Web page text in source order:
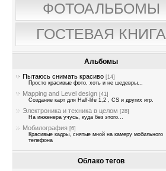
ФОТОАЛЬБОМЫ
ГОСТЕВАЯ КНИГА
Альбомы
Пытаюсь снимать красиво [14]
Просто красивые фото, хоть и не шедевры...
Mapping and Level design [41]
Создание карт для Half-life 1,2 , CS и других игр.
Электроника и техника в целом [28]
На инженера учусь, куда без этого...
Мобилография [6]
Красивые кадры, снятые мной на камеру мобильного
телефона
Облако тегов